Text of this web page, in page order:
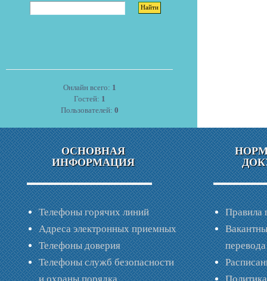
Онлайн всего: 1
Гостей: 1
Пользователей: 0
ОСНОВНАЯ
ИНФОРМАЦИЯ
Телефоны горячих линий
Адреса электронных приемных
Телефоны доверия
Телефоны служб безопасности
Правила
перевода